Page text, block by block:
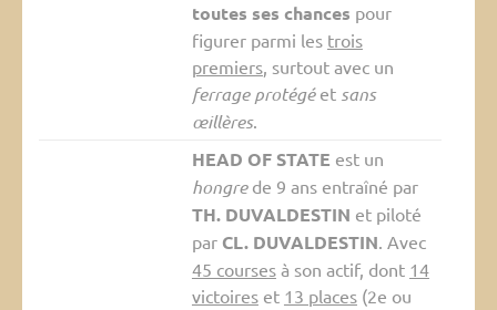
toutes ses chances pour
figurer parmi les trois
premiers, surtout avec un
ferrage protégéet sans
œillères.
HEAD OF STATE est un
hongrede 9 ans entraîné par
TH. DUVALDESTIN et piloté
par CL. DUVALDESTIN. Avec
45 coursesà son actif, dont 14
victoireset 13 places(2e ou